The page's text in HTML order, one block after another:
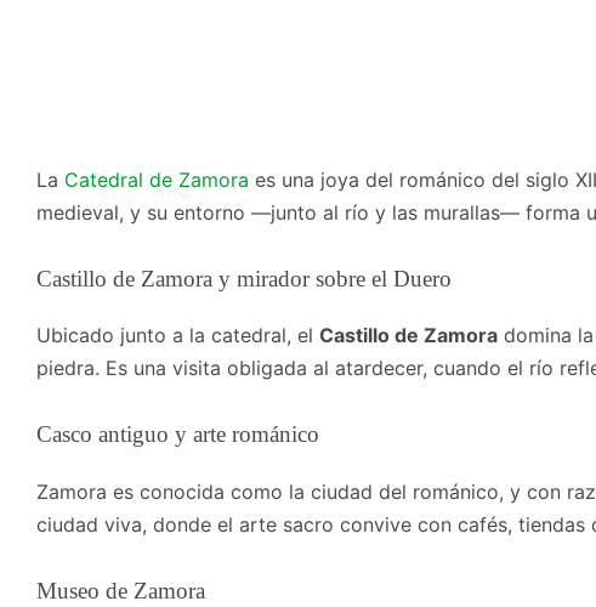
La Catedral de Zamora es una joya del románico del siglo
medieval, y su entorno —junto al río y las murallas— forma
Castillo de Zamora y mirador sobre el Duero
Ubicado junto a la catedral, el Castillo de Zamora domina
piedra. Es una visita obligada al atardecer, cuando el río
Casco antiguo y arte románico
Zamora es conocida como la ciudad del románico, y con
ciudad viva, donde el arte sacro convive con cafés,
Museo de Zamora